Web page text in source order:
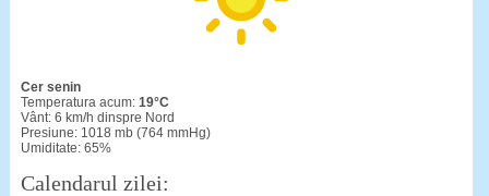
cer senin
Temperatura acum: 19°C
Vânt: 6 km/h dinspre Nord
Presiune: 1018 mb (764 mmHg)
Umiditate: 65%
Calendarul zilei: